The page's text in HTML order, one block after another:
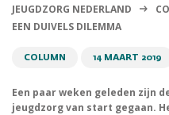
JEUGDZORG NEDERLAND
EEN DUIVELS DILEMMA
COLUMN 14 MAART 2019
Een paar weken geleden zijn
jeugdzorg van start gegaan.